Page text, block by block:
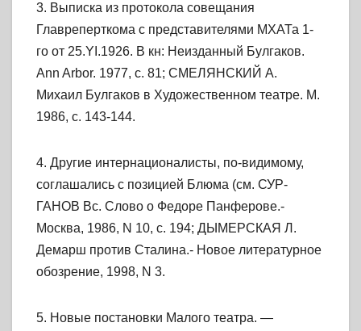
3. Выписка из протокола совещания
Главреперткома с представителями МХАТа 1-
го от 25.YI.1926. В кн: Неизданный Булгаков.
Ann Arbor. 1977, с. 81; СМЕЛЯНСКИЙ А.
Михаил Булгаков в Художественном театре. М.
1986, с. 143-144.
4. Другие интернационалисты, по-видимому,
соглашались с позицией Блюма (см. СУР-
ГАНОВ Вс. Слово о Федоре Панферове.-
Москва, 1986, N 10, с. 194; ДЫМЕРСКАЯ Л.
Демарш против Сталина.- Новое литературное
обозрение, 1998, N 3.
5. Новые постановки Малого театра. —